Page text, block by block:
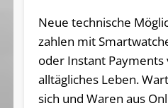
Neue tech­ni­sche
zah­len mit
oder In­stant
all­täg­li­ches Leben.
sich und Waren aus